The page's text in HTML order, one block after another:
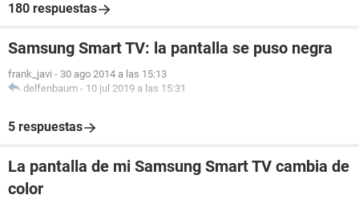
180 respuestas
Samsung Smart TV: la pantalla se puso negra
frank_javi - 30 ago 2014 a las 15:13
delfenbaum - 10 jul 2019 a las 15:31
5 respuestas
La pantalla de mi Samsung Smart TV cambia de
color